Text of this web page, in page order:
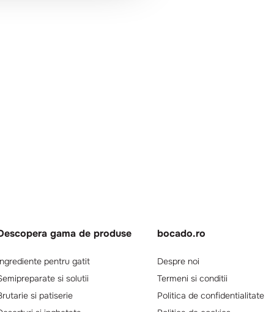
gama de produse
pentru gatit
si solutii
si patiserie
bocado.ro
Despre noi
Termeni si conditii
Politica de confidentialitate